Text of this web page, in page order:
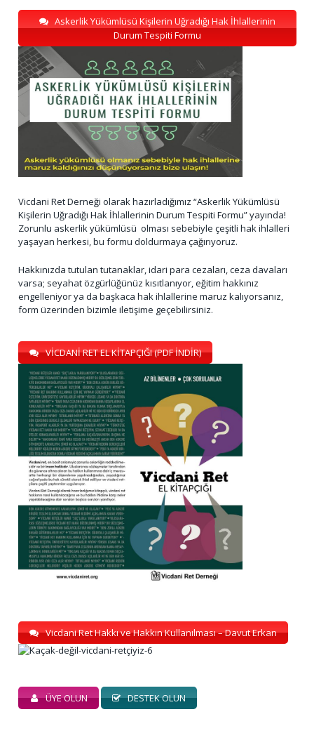
Askerlik Yükümlüsü Kişilerin Uğradığı Hak İhlallerinin
Durum Tespiti Formu
Vicdani Ret Derneği olarak hazırladığımız “Askerlik Yükümlüsü
Kişilerin Uğradığı Hak İhlallerinin Durum Tespiti Formu” yayında!
Zorunlu askerlik yükümlüsü olması sebebiyle çeşitli hak ihlalleri
yaşayan herkesi, bu formu doldurmaya çağırıyoruz.
Hakkınızda tutulan tutanaklar, idari para cezaları, ceza davaları
varsa; seyahat özgürlüğünüz kısıtlanıyor, eğitim hakkınız
engelleniyor ya da başkaca hak ihlallerine maruz kalıyorsanız,
form üzerinden bizimle iletişime geçebilirsiniz.
VİCDANİ RET EL KİTAPÇIĞI (PDF İNDİR)
Vicdani Ret Hakkı ve Hakkın Kullanılması – Davut Erkan
ÜYE OLUN DESTEK OLUN